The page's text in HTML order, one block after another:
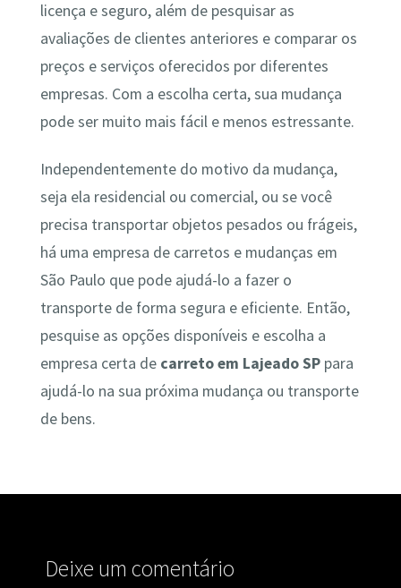
licença e seguro, além de pesquisar as
avaliações de clientes anteriores e comparar os
preços e serviços oferecidos por diferentes
empresas. Com a escolha certa, sua mudança
pode ser muito mais fácil e menos estressante.
Independentemente do motivo da mudança,
seja ela residencial ou comercial, ou se você
precisa transportar objetos pesados ou frágeis,
há uma empresa de carretos e mudanças em
São Paulo que pode ajudá-lo a fazer o
transporte de forma segura e eficiente. Então,
pesquise as opções disponíveis e escolha a
empresa certa de carreto em Lajeado SPpara
ajudá-lo na sua próxima mudança ou transporte
de bens.
Deixe um comentário